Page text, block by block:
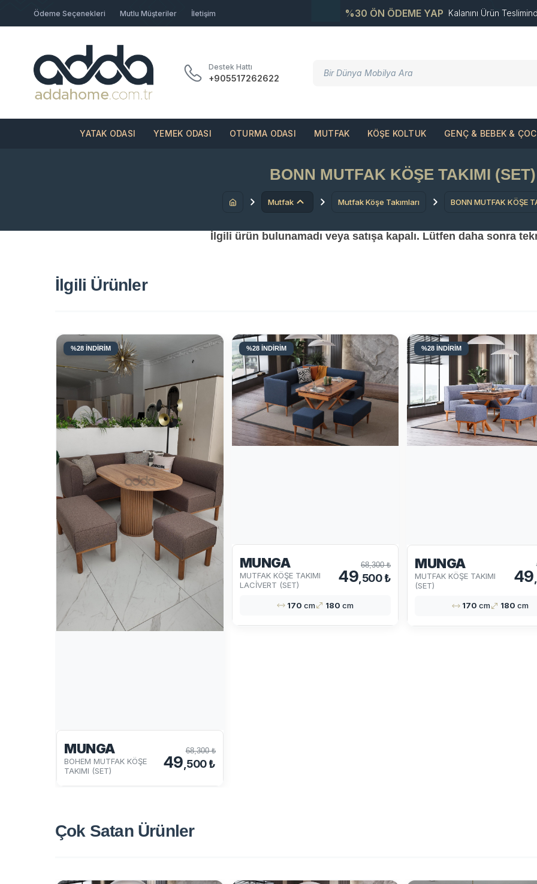
Ödeme Seçenekleri Mutlu Müşteriler İletişim %30 ÖN ÖDEME YAP Kalanını Ürün
Destek Hattı
+905517262622
YATAK ODASI YEMEK ODASI OTURMA ODASI MUTFAK KÖŞE KOLTUK GENÇ & BEBEK &
BONN MUTFAK KÖŞE TAKIMI (SET)
Mutfak Mutfak Köşe Takımları BONN MUTFAK KÖŞE
İlgili ürün bulunamadı veya satışa kapalı. Lütfen daha sonra
İlgili Ürünler
%28 İNDİRİM
MUNGA
BOHEM MUTFAK KÖŞE
TAKIMI (SET)
68,300 ₺
49 ,500 ₺
%28 İNDİRİM
MUNGA
MUTFAK KÖŞE TAKIMI
LACİVERT (SET)
68,300 ₺
49 ,500 ₺
170 cm 180 cm
%28 İNDİRİM
MUNGA
MUTFAK KÖŞE TAKIMI
(SET)
49
170 cm 180 cm
Çok SatanÜrünler